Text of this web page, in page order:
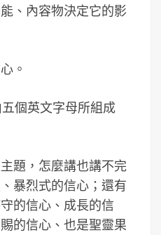
、內容物決定它的影
。
個英文字母所組成
題，怎麼講也講不完
暴烈式的信心；還有
的信心、成長的信
的信心、也是聖靈果